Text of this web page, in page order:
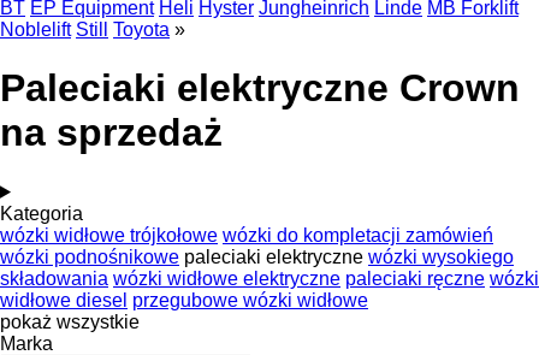
BT EP Equipment Heli Hyster Jungheinrich Linde MB Forklift
Noblelift Still Toyota »
Paleciaki elektryczne Crown
na sprzedaż
Kategoria
wózki widłowe trójkołowe wózki do kompletacji zamówień
wózki podnośnikowe paleciaki elektryczne wózki wysokiego
składowania wózki widłowe elektryczne paleciaki ręczne wózki
widłowe diesel przegubowe wózki widłowe
pokaż wszystkie
Marka